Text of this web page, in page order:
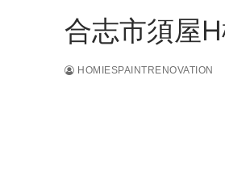
合志市須屋
HOMIESPAINTRENOVATION